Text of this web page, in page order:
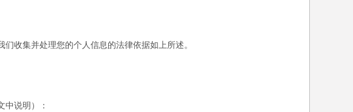
收集并处理您的个人信息的法律依据如上所述。
中说明）：